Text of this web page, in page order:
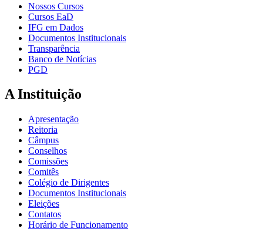
Nossos Cursos
Cursos EaD
IFG em Dados
Documentos Institucionais
Transparência
Banco de Notícias
PGD
A Instituição
Apresentação
Reitoria
Câmpus
Conselhos
Comissões
Comitês
Colégio de Dirigentes
Documentos Institucionais
Eleições
Contatos
Horário de Funcionamento